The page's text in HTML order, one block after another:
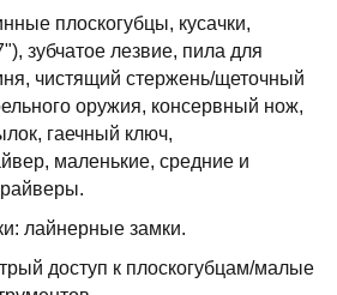
плоскогубцы, кусачки,
зубчатое лезвие, пила для
чистящий стержень/щеточный
оружия, консервный нож,
гаечный ключ,
маленькие, средние и
лайнерные замки.
доступ к плоскогубцам/малые